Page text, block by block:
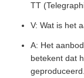
TT
V: Wat is het
A: Het
betekent dat
geproduceerd.